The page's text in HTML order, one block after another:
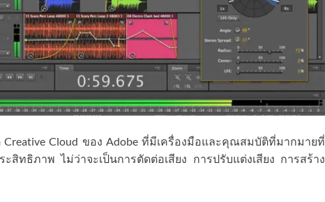
Cloud ของ Adobe ที่มีเครื่องมือและคุณสมบัติที่มากมายที่
สิทธิภาพ ไม่ว่าจะเป็นการตัดต่อเสียง การปรับแต่งเสียง การสร้าง